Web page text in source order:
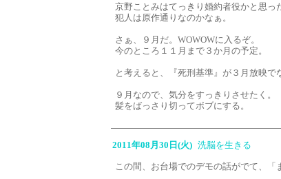
京野ことみはてっきり婚約者役かと思っ
犯人は原作通りなのかなぁ。
さぁ、９月だ。WOWOWに入るぞ。
今のところ１１月まで３か月の予定。
と考えると、『死刑基準』が３月放映で
９月なので、気分をすっきりさせたく。
髪をばっさり切ってボブにする。
2011年08月30日(火) 洗脳を生きる
この間、お台場でのデモの話がでて、「